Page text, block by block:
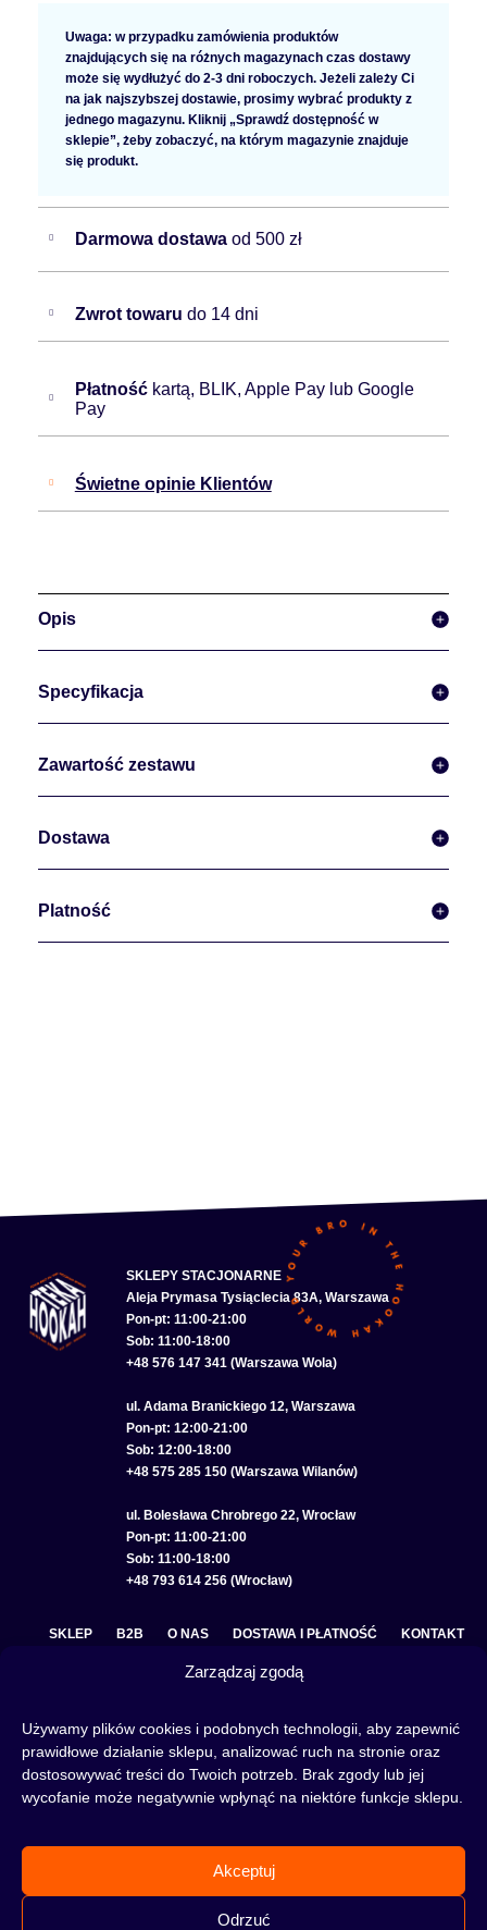
Zarządzaj zgodą
Używamy plików cookies i podobnych technologii, aby zapewnić
prawidłowe działanie sklepu, analizować ruch na stronie oraz
dostosowywać treści do Twoich potrzeb. Brak zgody lub jej
wycofanie może negatywnie wpłynąć na niektóre funkcje sklepu.
Akceptuj
Odrzuć
Uwaga: w przypadku zamówienia produktów
znajdujących się na różnych magazynach czas dostawy
może się wydłużyć do 2-3 dni roboczych. Jeżeli zależy Ci
na jak najszybszej dostawie, prosimy wybrać produkty z
jednego magazynu. Kliknij „Sprawdź dostępność w
sklepie”, żeby zobaczyć, na którym magazynie znajduje
się produkt.
Darmowa dostawa od 500 zł
Zwrot towaru do 14 dni
Płatność kartą, BLIK, Apple Pay lub Google
Pay
Świetne opinie Klientów
Opis
Specyfikacja
Zawartość zestawu
Dostawa
Platność
SKLEPY STACJONARNE
Aleja Prymasa Tysiąclecia 83A, Warszawa
Pon-pt: 11:00-21:00
Sob: 11:00-18:00
+48 576 147 341 (Warszawa Wola)
ul. Adama Branickiego 12, Warszawa
Pon-pt: 12:00-21:00
Sob: 12:00-18:00
+48 575 285 150 (Warszawa Wilanów)
ul. Bolesława Chrobrego 22, Wrocław
Pon-pt: 11:00-21:00
Sob: 11:00-18:00
+48 793 614 256 (Wrocław)
SKLEP B2B O NAS DOSTAWA I PŁATNOŚĆ KONTAKT
POLITYKA PRYWATNOŚCI
to miejsce jest idealne dla Ciebie! Odwiedź nasz
artykułów, albo nie czekaj i od razu przejdź do naszego shisha-sklepu i zacznij zakupy.